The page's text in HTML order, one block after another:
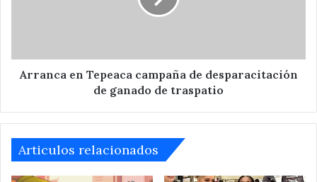
de
traspatio
Arranca en Tepeaca campaña de desparacitación
de ganado de traspatio
Articulos relacionados